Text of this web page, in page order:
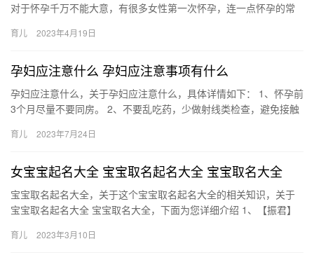
对于怀孕千万不能大意，有很多女性第一次怀孕，连一点怀孕的常
事…
育儿 2023年4月19日
孕妇应注意什么 孕妇应注意事项有什么
孕妇应注意什么，关于孕妇应注意什么，具体详情如下： 1、怀孕前
3个月尽量不要同房。 2、不要乱吃药，少做射线类检查，避免接触
育儿 2023年7月24日
女宝宝起名大全 宝宝取名起名大全 宝宝取名大全
宝宝取名起名大全，关于这个宝宝取名起名大全的相关知识，关于
宝宝取名起名大全 宝宝取名大全，下面为您详细介绍 1、【振君】
育儿 2023年3月10日